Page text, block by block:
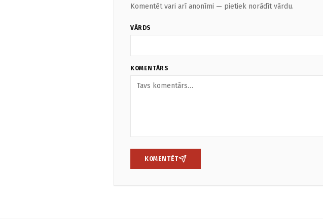
Komentēt vari arī anonīmi — pietiek norādīt vārdu.
VĀRDS
KOMENTĀRS
KOMENTĒT